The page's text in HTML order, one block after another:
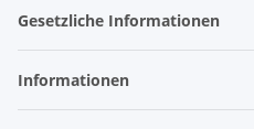
Gesetzliche Informationen
Informationen